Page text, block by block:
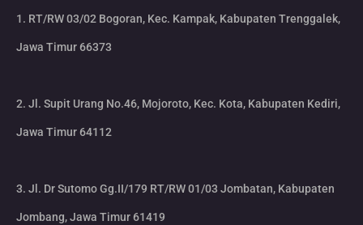
1. RT/RW 03/02 Bogoran, Kec. Kampak, Kabupaten Trenggalek,
Jawa Timur 66373
2. Jl. Supit Urang No.46, Mojoroto, Kec. Kota, Kabupaten Kediri,
Jawa Timur 64112
3. Jl. Dr Sutomo Gg.II/179 RT/RW 01/03 Jombatan, Kabupaten
Jombang, Jawa Timur 61419